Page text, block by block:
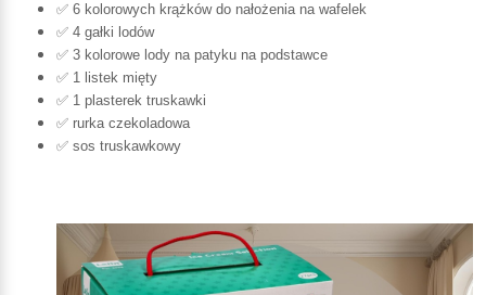
✅ 6 kolorowych krążków do nałożenia na wafelek
✅ 4 gałki lodów
✅ 3 kolorowe lody na patyku na podstawce
✅ 1 listek mięty
✅ 1 plasterek truskawki
✅ rurka czekoladowa
✅ sos truskawkowy